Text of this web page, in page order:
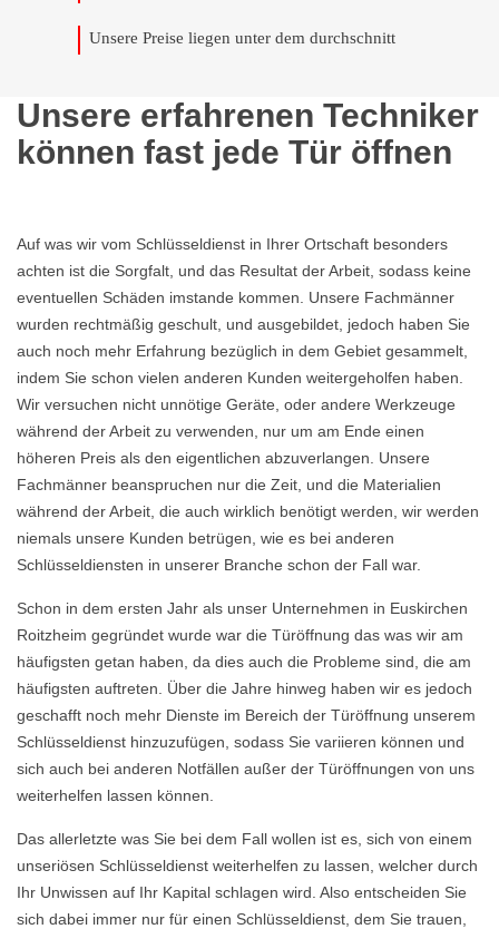
Unsere Preise liegen unter dem durchschnitt
Unsere erfahrenen Techniker
können fast jede Tür öffnen
Auf was wir vom Schlüsseldienst in Ihrer Ortschaft besonders
achten ist die Sorgfalt, und das Resultat der Arbeit, sodass keine
eventuellen Schäden imstande kommen. Unsere Fachmänner
wurden rechtmäßig geschult, und ausgebildet, jedoch haben Sie
auch noch mehr Erfahrung bezüglich in dem Gebiet gesammelt,
indem Sie schon vielen anderen Kunden weitergeholfen haben.
Wir versuchen nicht unnötige Geräte, oder andere Werkzeuge
während der Arbeit zu verwenden, nur um am Ende einen
höheren Preis als den eigentlichen abzuverlangen. Unsere
Fachmänner beanspruchen nur die Zeit, und die Materialien
während der Arbeit, die auch wirklich benötigt werden, wir werden
niemals unsere Kunden betrügen, wie es bei anderen
Schlüsseldiensten in unserer Branche schon der Fall war.
Schon in dem ersten Jahr als unser Unternehmen in Euskirchen
Roitzheim gegründet wurde war die Türöffnung das was wir am
häufigsten getan haben, da dies auch die Probleme sind, die am
häufigsten auftreten. Über die Jahre hinweg haben wir es jedoch
geschafft noch mehr Dienste im Bereich der Türöffnung unserem
Schlüsseldienst hinzuzufügen, sodass Sie variieren können und
sich auch bei anderen Notfällen außer der Türöffnungen von uns
weiterhelfen lassen können.
Das allerletzte was Sie bei dem Fall wollen ist es, sich von einem
unseriösen Schlüsseldienst weiterhelfen zu lassen, welcher durch
Ihr Unwissen auf Ihr Kapital schlagen wird. Also entscheiden Sie
sich dabei immer nur für einen Schlüsseldienst, dem Sie trauen,